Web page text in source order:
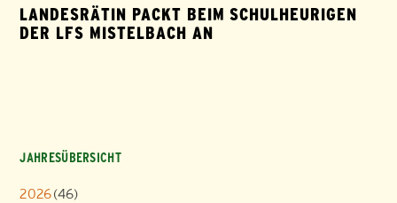
LANDESRÄTIN PACKT BEIM SCHULHEURIGEN
DER LFS MISTELBACH AN
JAHRESÜBERSICHT
2026(46)